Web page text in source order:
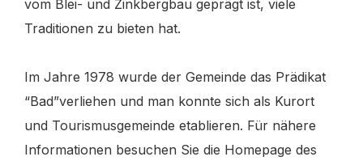
vom Blei- und Zinkbergbau geprägt ist, viele
Traditionen zu bieten hat.
Im Jahre 1978 wurde der Gemeinde das Prädikat
“Bad”verliehen und man konnte sich als Kurort
und Tourismusgemeinde etablieren. Für nähere
Informationen besuchen Sie die Homepage des